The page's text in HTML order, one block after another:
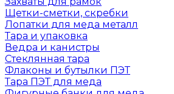
Щетки-сметки, скребки
Лопатки для меда металл
Тара и упаковка
Ведра и канистры
Стеклянная тара
Флаконы и бутылки ПЭТ
Тара ПЭТ для меда